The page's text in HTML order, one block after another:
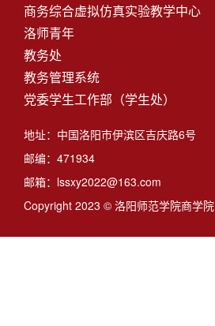
商务综合虚拟仿真实验教学中心
洛师青年
教务处
教务管理系统
党委学生工作部（学生处）
地址：中国洛阳市伊滨区吉庆路6号
邮编：471934
邮箱：lssxy2022@163.com
Copyright 2023 © 洛阳师范学院商学院